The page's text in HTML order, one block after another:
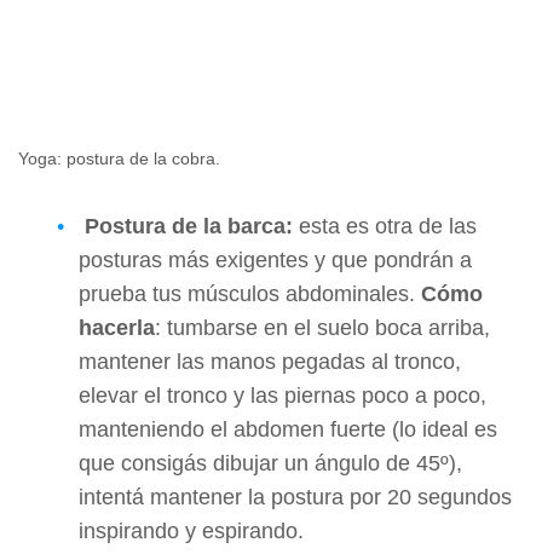
Yoga: postura de la cobra.
Postura de la barca: esta es otra de las
posturas más exigentes y que pondrán a
prueba tus músculos abdominales. Cómo
hacerla: tumbarse en el suelo boca arriba,
mantener las manos pegadas al tronco,
elevar el tronco y las piernas poco a poco,
manteniendo el abdomen fuerte (lo ideal es
que consigás dibujar un ángulo de 45º),
intentá mantener la postura por 20 segundos
inspirando y espirando.